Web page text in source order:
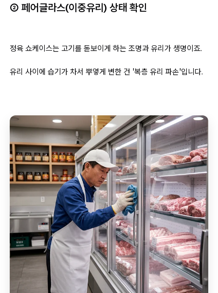
② 페어글라스(이중유리) 상태 확인
정육 쇼케이스는 고기를 돋보이게 하는 조명과 유리가 생명이죠.
유리 사이에 습기가 차서 뿌옇게 변한 건 '복층 유리 파손'입니다.